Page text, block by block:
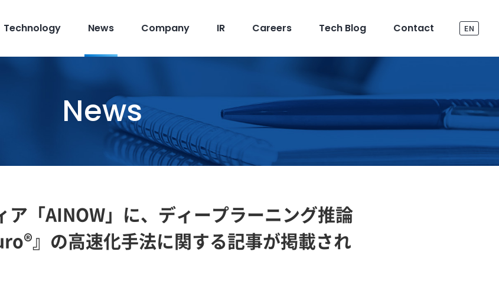
Technology News Company IR Careers Tech Blog Contact EN
News
ア「AINOW」に、ディープラーニング推論
』の高速化手法に関する記事が掲載され